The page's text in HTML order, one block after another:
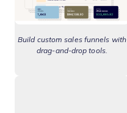
Build custom sales funnels with
drag-and-drop tools.